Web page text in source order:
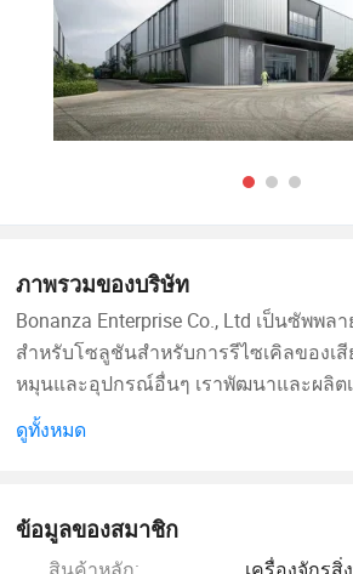
ภาพรวมของบริษัท
Bonanza Enterprise Co., Ltd เป็นซัพพ
สำหรับโซลูชันสำหรับการรีไซเคิลของเสี
หมุนและอุปกรณ์อื่นๆ เราพัฒนาและผลิต
ส่วนประกอบที่ใช้ในการผลิตวัสดุที่เป็นขอ
เช่นของเสียที่แข็งของเสียที่มีความอ่อนนุ่
ตั้งแต่สิ่งทอที่เสียไปจนถึงผลิตภัณฑ์ขั้นสุดท้
ดูทั้งหมด
ข้อมูลของสมาชิก
สินค้าหลัก:
เครื่องจักรสิ่